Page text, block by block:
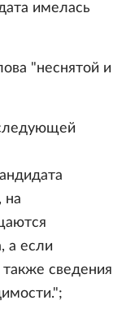
имелась
"неснятой и
на
а если
сведения